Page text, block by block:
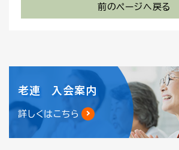
前のページへ戻る
老連 入会案内
詳しくはこちら